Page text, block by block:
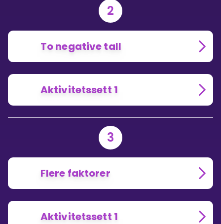
2
To negative tall
Aktivitetssett 1
3
Flere faktorer
Aktivitetssett 1